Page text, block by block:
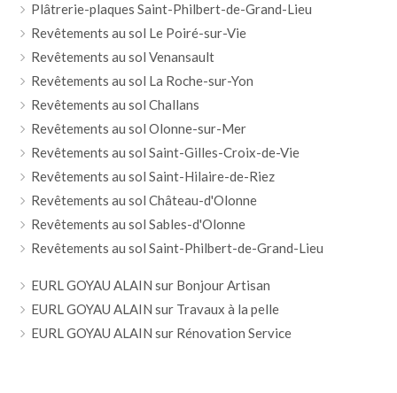
Plâtrerie-plaques Saint-Philbert-de-Grand-Lieu
Revêtements au sol Le Poiré-sur-Vie
Revêtements au sol Venansault
Revêtements au sol La Roche-sur-Yon
Revêtements au sol Challans
Revêtements au sol Olonne-sur-Mer
Revêtements au sol Saint-Gilles-Croix-de-Vie
Revêtements au sol Saint-Hilaire-de-Riez
Revêtements au sol Château-d'Olonne
Revêtements au sol Sables-d'Olonne
Revêtements au sol Saint-Philbert-de-Grand-Lieu
EURL GOYAU ALAIN sur Bonjour Artisan
EURL GOYAU ALAIN sur Travaux à la pelle
EURL GOYAU ALAIN sur Rénovation Service